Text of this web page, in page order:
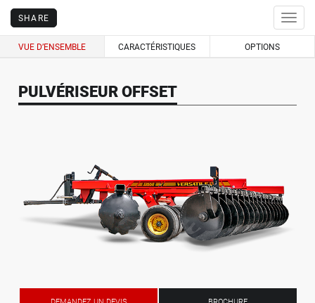
SHARE
VUE D’ENSEMBLE CARACTÉRISTIQUES OPTIONS
PULVÉRISEUR OFFSET